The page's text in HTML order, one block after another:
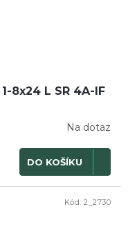
8x24 L SR 4A-IF
Na dotaz
DO KOŠÍKU
Kód: 2_2730